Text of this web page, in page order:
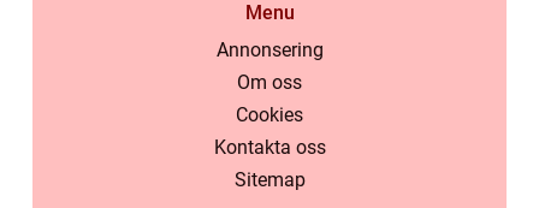
Menu
Annonsering
Om oss
Cookies
Kontakta oss
Sitemap